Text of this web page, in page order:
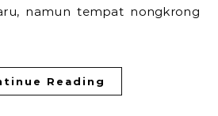
namun tempat nongkrong
Reading